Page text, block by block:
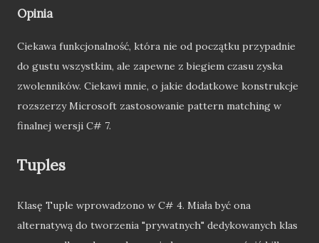
Opinia
Ciekawa funkcjonalność, która nie od początku przypadnie
do gustu wszystkim, ale zapewne z biegiem czasu zyska
zwolenników. Ciekawi mnie, o jakie dodatkowe konstrukcje
rozszerzy Microsoft zastosowanie pattern matching w
finalnej wersji C# 7.
Tuples
Klasę Tuple wprowadzono w C# 4. Miała być ona
alternatywą do tworzenia "prywatnych" dedykowanych klas